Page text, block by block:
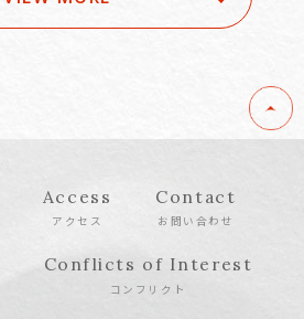
Access
アクセス
Contact
お問い合わせ
Conflicts of Interest
コンフリクト